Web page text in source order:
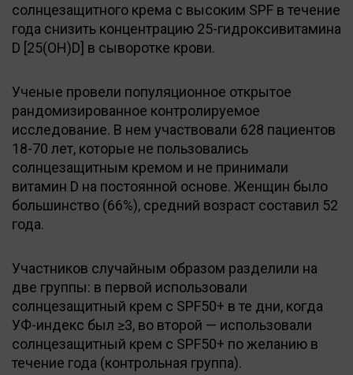
солнцезащитного крема с высоким SPF в течение
года снизить концентрацию 25-гидроксивитамина
D [25(OH)D] в сыворотке крови.
Ученые провели популяционное открытое
рандомизированное контролируемое
исследование. В нем участвовали 628 пациентов
18-70 лет, которые не пользовались
солнцезащитным кремом и не принимали
витамин D на постоянной основе. Женщин было
большинство (66%), средний возраст составил 52
года.
Участников случайным образом разделили на
две группы: в первой использовали
солнцезащитный крем с SPF50+ в те дни, когда
УФ-индекс был ≥3, во второй — использовали
солнцезащитный крем с SPF50+ по желанию в
течение года (контрольная группа).